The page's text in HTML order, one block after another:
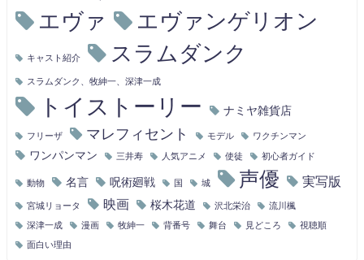
エヴァ エヴァンゲリオン
キャスト紹介 スラムダンク
スラムダンク、牧紳一、深津一成
トイストーリー ナミヤ雑貨店
フリーザ マレフィセント モデル ワクチンマン
ワンパンマン 三井寿 人気アニメ 使徒 初心者ガイド
動物 名言 呪術廻戦 国 城 声優 実写版
宮城リョータ 映画 桜木花道 沢北栄治 流川楓
深津一成 漫画 牧紳一 背番号 舞台 見どころ 視聴順
面白い理由